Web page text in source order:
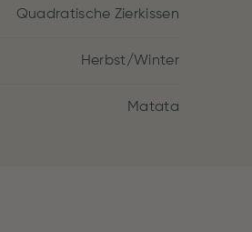
Quadratische Zierkissen
Herbst/Winter
Matata